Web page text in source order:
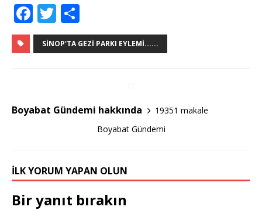
F
a
c
o
T
w
it
h
ar
SINOP'TA GEZI PARKI EYLEMI......
Boyabat Gündemi hakkında
19351 makale
Boyabat Gündemi
İLK YORUM YAPAN OLUN
Bir yanıt bırakın